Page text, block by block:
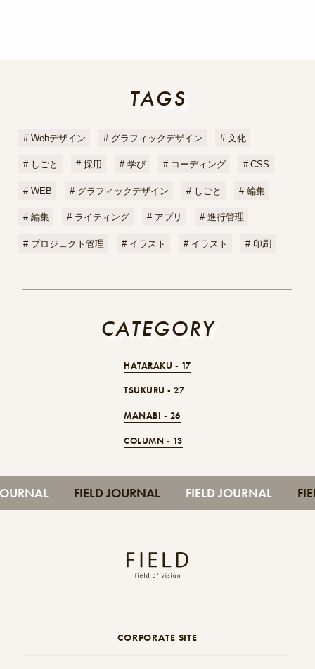
TAGS
TAGS
Webデザイン グラフィックデザイン 文化
しごと 採用 学び コーディング CSS
WEB グラフィックデザイン しごと 編集
編集 ライティング アプリ 進行管理
プロジェクト管理 イラスト イラスト 印刷
CATEGORY
CATEGORY
HATARAKU - 17
TSUKURU -27
MANABI - 26
COLUMN - 13
FIELD JOURNAL FIELD JOURNAL
CORPORATE SITE